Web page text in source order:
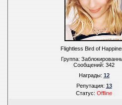
Flightless Bird of
Группа:
Сообщений:342
Награды:12
Репутация:13
Статус:Offline